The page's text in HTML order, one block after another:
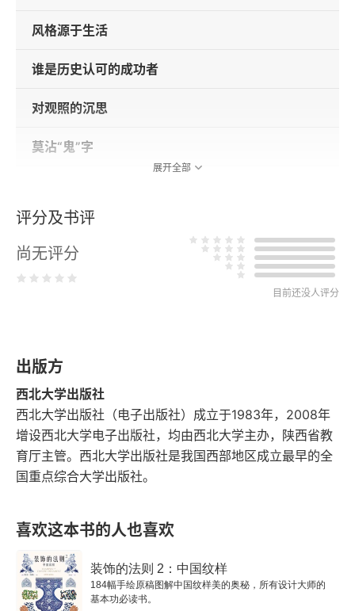
风格源于生活
谁是历史认可的成功者
对观照的沉思
莫沾“鬼”字
为文人的气节重叫一声醒
画家你能有多少主动权
诗画表里漫谈
画家修养漫谈
谈艺拾零
山水画的空间感
展开全部
评分及书评
尚无评分
目前还没人评分
出版方
西北大学出版社
西北大学出版社（电子出版社）成立于1983年，2008年
增设西北大学电子出版社，均由西北大学主办，陕西省教
育厅主管。西北大学出版社是我国西部地区成立最早的全
国重点综合大学出版社。
喜欢这本书的人也喜欢
装饰的法则 2：中国纹样
184幅手绘原稿图解中国纹样美的奥秘，所有设计大师的
基本功必读书。